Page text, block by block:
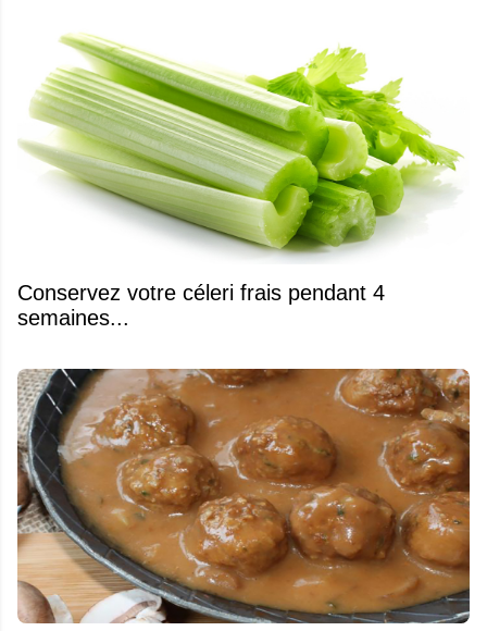
Conservez votre céleri frais pendant 4
semaines...